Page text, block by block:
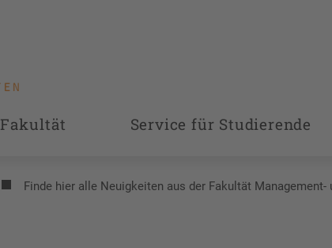
Fakultät Service für Studierende
Finde hier alle Neuigkeiten aus der Fakultät